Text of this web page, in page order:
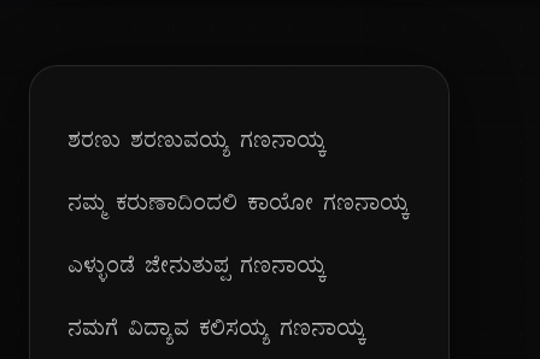
ಶರಣು ಶರಣುವಯ್ಯ ಗಣನಾಯ್ಕ
ನಮ್ಮ ಕರುಣಾದಿಂದಲಿ ಕಾಯೋ ಗಣನಾಯ್ಕ
ಎಳ್ಳುಂಡೆ ಜೇನುತುಪ್ಪ ಗಣನಾಯ್ಕ
ನಮಗೆ ವಿದ್ಯಾವ ಕಲಿಸಯ್ಯ ಗಣನಾಯ್ಕ